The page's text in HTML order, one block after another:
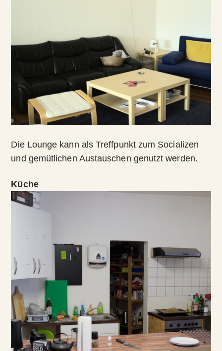
Die Lounge kann als Treffpunkt zum Socializen
und gemütlichen Austauschen genutzt werden.
Küche